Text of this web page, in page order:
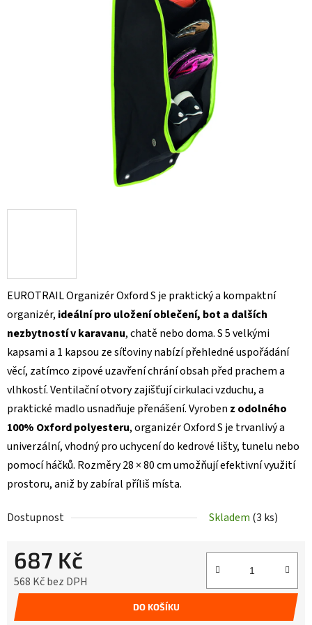
EUROTRAIL Organizér Oxford S je praktický a kompaktní
organizér, ideální pro uložení oblečení, bot a dalších
nezbytností v karavanu, chatě nebo doma. S 5 velkými
kapsami a 1 kapsou ze síťoviny nabízí přehledné uspořádání
věcí, zatímco zipové uzavření chrání obsah před prachem a
vlhkostí. Ventilační otvory zajišťují cirkulaci vzduchu, a
praktické madlo usnadňuje přenášení. Vyroben z odolného
100% Oxford polyesteru, organizér Oxford S je trvanlivý a
univerzální, vhodný pro uchycení do kedrové lišty, tunelu nebo
pomocí háčků. Rozměry 28 × 80 cm umožňují efektivní využití
prostoru, aniž by zabíral příliš místa.
Dostupnost Skladem (3 ks)
687 Kč
568 Kč bez DPH
Měrná cena:
DO KOŠÍKU